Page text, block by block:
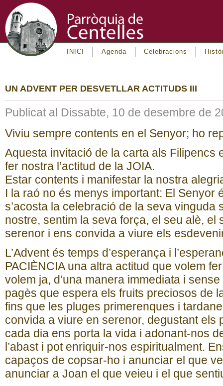
INICI Agenda Celebracions
UN ADVENT PER DESVETLLAR ACTITUDS III
Publicat al Dissabte, 10 de desembre de
Viviu sempre contents en el Senyor; ho
Aquesta invitació de la carta als Filipencs
fer nostra l’actitud de la JOIA.
Estar contents i manifestar la nostra
I la raó no és menys important: El Senyor
s’acosta la celebració de la seva vinguda
nostre, sentim la seva força, el seu alè, el
serenor i ens convida a viure els
L’Advent és temps d’esperança i
PACIÈNCIA una altra actitud que volem
volem ja, d’una manera immediata i
pagès que espera els fruits preciosos de
fins que les pluges primerenques i
convida a viure en serenor, degustant els
cada dia ens porta la vida i adonant-nos
l’abast i pot enriquir-nos espiritualment.
capaços de copsar-ho i anunciar el que
anunciar a Joan el que veieu i el que